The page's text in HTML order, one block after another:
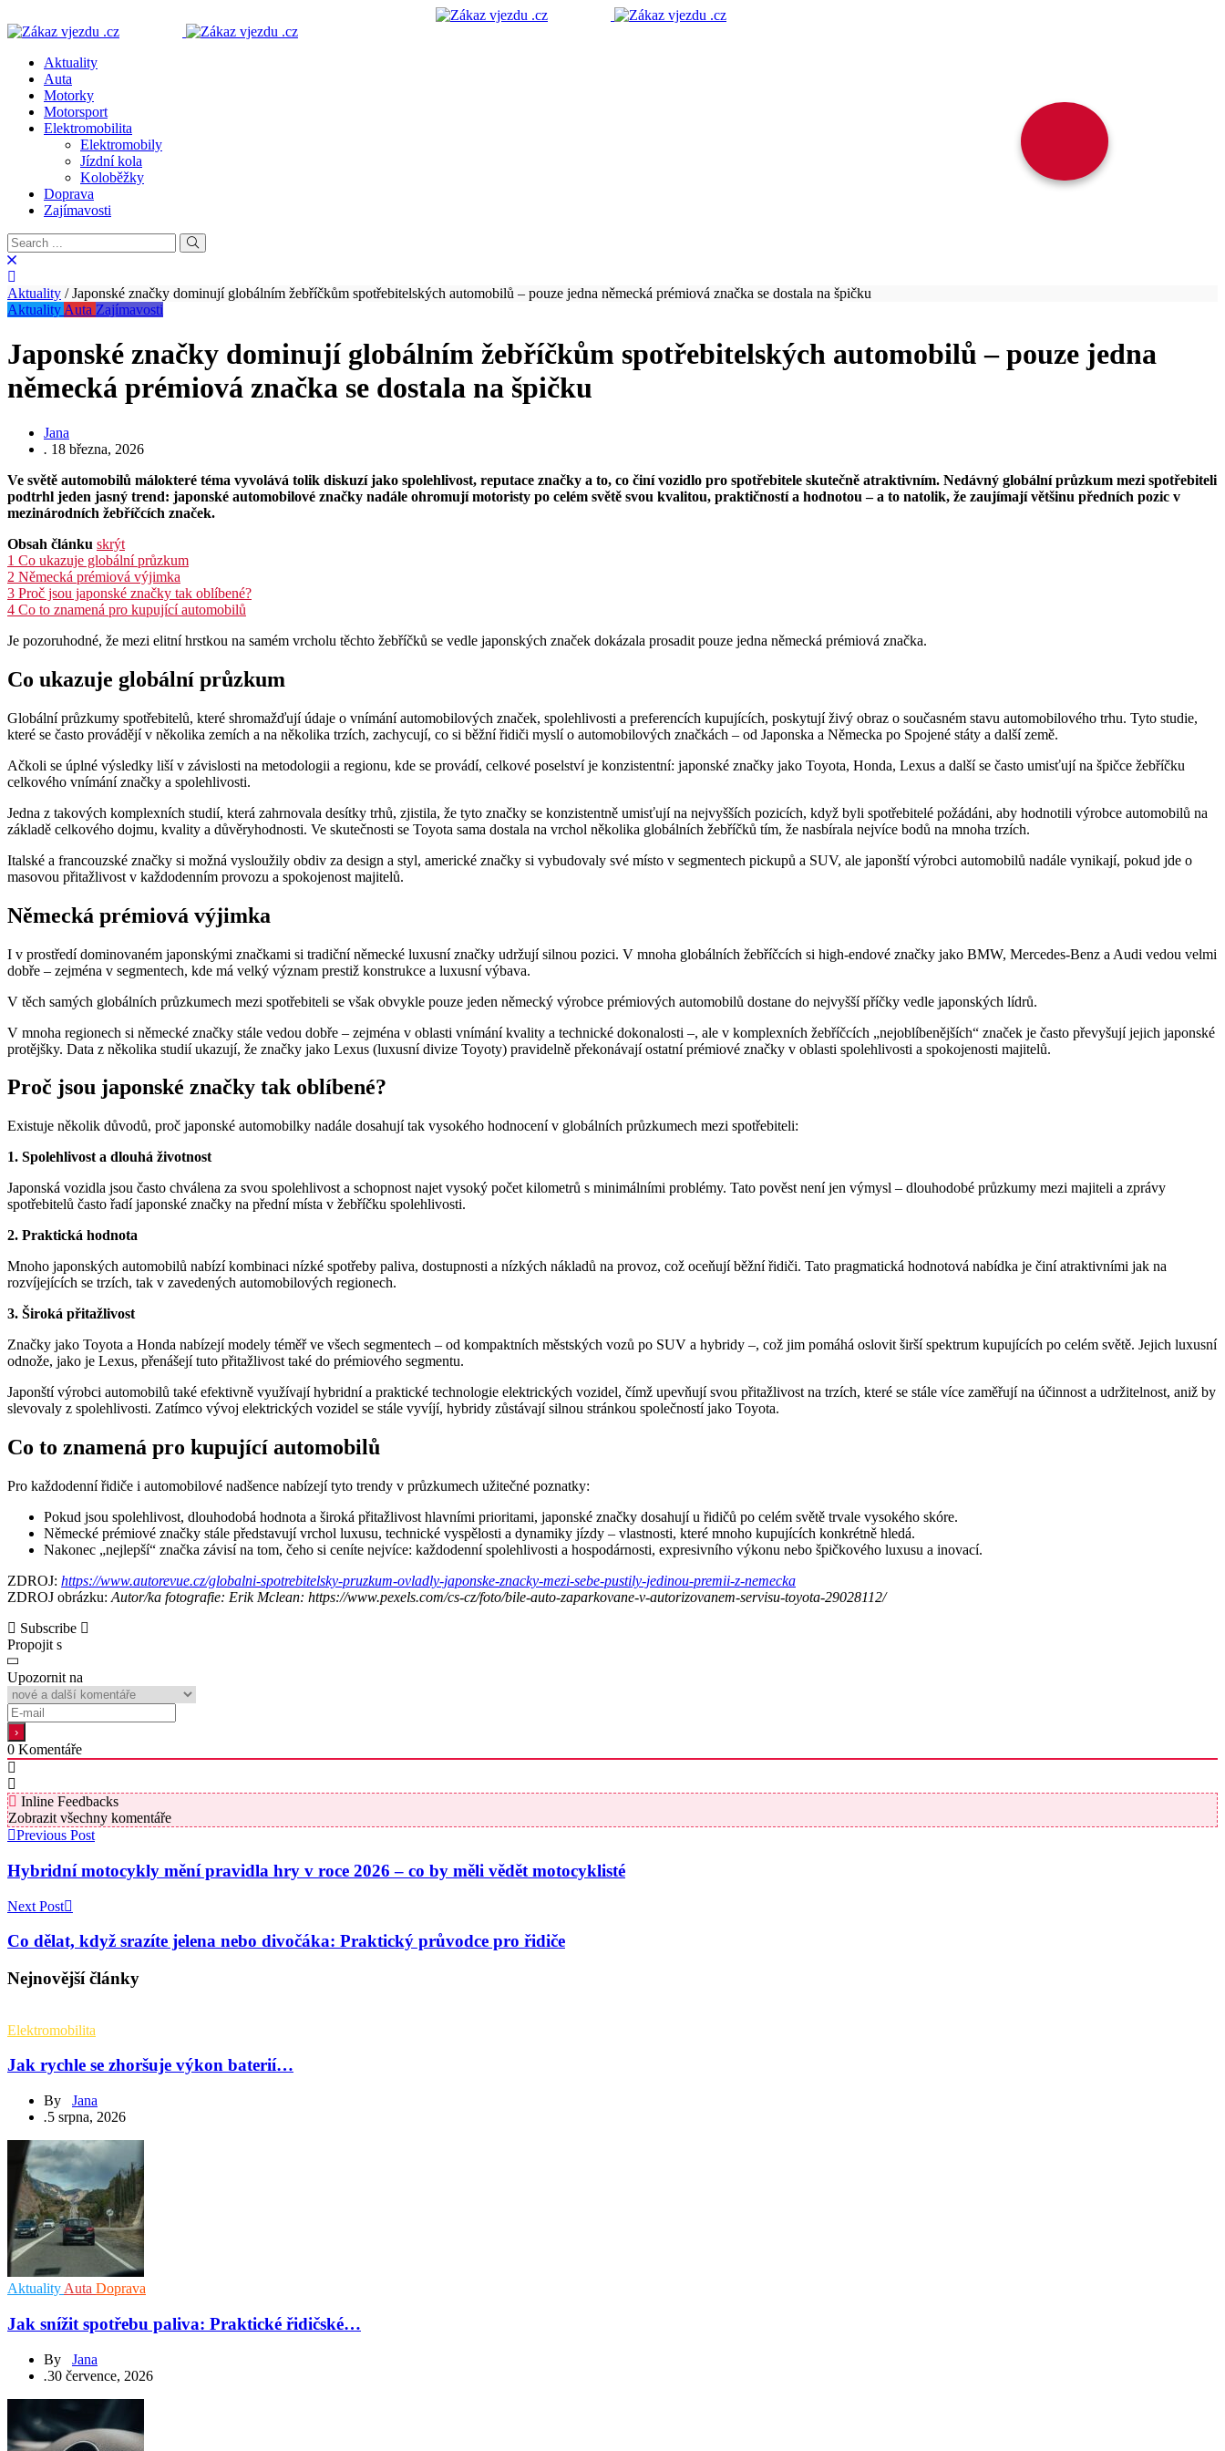
Aktuality
Auta
Motorky
Motorsport
Elektromobilita
Elektromobily
Jízdní kola
Koloběžky
Doprava
Zajímavosti
Aktuality /Japonské značky dominují globálním žebříčkům spotřebitelských automobilů – pouze jedna německá prémiová značka se dostala na špičku
Aktuality Auta Zajímavosti
Japonské značky dominují globálním žebříčkům spotřebitelských automobilů – pouze jedna
německá prémiová značka se dostala na špičku
Jana
. 18 března, 2026
Ve světě automobilů málokteré téma vyvolává tolik diskuzí jako spolehlivost, reputace značky a to, co činí vozidlo pro spotřebitele skutečně atraktivním. Nedávný globální průzkum mezi spotřebiteli
podtrhl jeden jasný trend: japonské automobilové značky nadále ohromují motoristy po celém světě svou kvalitou, praktičností a hodnotou – a to natolik, že zaujímají většinu předních pozic v
mezinárodních žebříčcích značek.
Obsah článku skrýt
1 Co ukazuje globální průzkum
2 Německá prémiová výjimka
3 Proč jsou japonské značky tak oblíbené?
4 Co to znamená pro kupující automobilů
Je pozoruhodné, že mezi elitní hrstkou na samém vrcholu těchto žebříčků se vedle japonských značek dokázala prosadit pouze jedna německá prémiová značka.
Co ukazuje globální průzkum
Globální průzkumy spotřebitelů, které shromažďují údaje o vnímání automobilových značek, spolehlivosti a preferencích kupujících, poskytují živý obraz o současném stavu automobilového trhu. Tyto studie,
které se často provádějí v několika zemích a na několika trzích, zachycují, co si běžní řidiči myslí o automobilových značkách – od Japonska a Německa po Spojené státy a další země.
Ačkoli se úplné výsledky liší v závislosti na metodologii a regionu, kde se provádí, celkové poselství je konzistentní: japonské značky jako Toyota, Honda, Lexus a další se často umisťují na špičce žebříčku
celkového vnímání značky a spolehlivosti.
Jedna z takových komplexních studií, která zahrnovala desítky trhů, zjistila, že tyto značky se konzistentně umisťují na nejvyšších pozicích, když byli spotřebitelé požádáni, aby hodnotili výrobce automobilů na
základě celkového dojmu, kvality a důvěryhodnosti. Ve skutečnosti se Toyota sama dostala na vrchol několika globálních žebříčků tím, že nasbírala nejvíce bodů na mnoha trzích.
Italské a francouzské značky si možná vysloužily obdiv za design a styl, americké značky si vybudovaly své místo v segmentech pickupů a SUV, ale japonští výrobci automobilů nadále vynikají, pokud jde o
masovou přitažlivost v každodenním provozu a spokojenost majitelů.
Německá prémiová výjimka
I v prostředí dominovaném japonskými značkami si tradiční německé luxusní značky udržují silnou pozici. V mnoha globálních žebříčcích si high-endové značky jako BMW, Mercedes-Benz a Audi vedou velmi
dobře – zejména v segmentech, kde má velký význam prestiž konstrukce a luxusní výbava.
V těch samých globálních průzkumech mezi spotřebiteli se však obvykle pouze jeden německý výrobce prémiových automobilů dostane do nejvyšší příčky vedle japonských lídrů.
V mnoha regionech si německé značky stále vedou dobře – zejména v oblasti vnímání kvality a technické dokonalosti –, ale v komplexních žebříčcích „nejoblíbenějších“ značek je často převyšují jejich japonské
protějšky. Data z několika studií ukazují, že značky jako Lexus (luxusní divize Toyoty) pravidelně překonávají ostatní prémiové značky v oblasti spolehlivosti a spokojenosti majitelů.
Proč jsou japonské značky tak oblíbené?
Existuje několik důvodů, proč japonské automobilky nadále dosahují tak vysokého hodnocení v globálních průzkumech mezi spotřebiteli:
1. Spolehlivost a dlouhá životnost
Japonská vozidla jsou často chválena za svou spolehlivost a schopnost najet vysoký počet kilometrů s minimálními problémy. Tato pověst není jen výmysl – dlouhodobé průzkumy mezi majiteli a zprávy
spotřebitelů často řadí japonské značky na přední místa v žebříčku spolehlivosti.
2. Praktická hodnota
Mnoho japonských automobilů nabízí kombinaci nízké spotřeby paliva, dostupnosti a nízkých nákladů na provoz, což oceňují běžní řidiči. Tato pragmatická hodnotová nabídka je činí atraktivními jak na
rozvíjejících se trzích, tak v zavedených automobilových regionech.
3. Široká přitažlivost
Značky jako Toyota a Honda nabízejí modely téměř ve všech segmentech – od kompaktních městských vozů po SUV a hybridy –, což jim pomáhá oslovit širší spektrum kupujících po celém světě. Jejich luxusní
odnože, jako je Lexus, přenášejí tuto přitažlivost také do prémiového segmentu.
Japonští výrobci automobilů také efektivně využívají hybridní a praktické technologie elektrických vozidel, čímž upevňují svou přitažlivost na trzích, které se stále více zaměřují na účinnost a udržitelnost, aniž by
slevovaly z spolehlivosti. Zatímco vývoj elektrických vozidel se stále vyvíjí, hybridy zůstávají silnou stránkou společností jako Toyota.
Co to znamená pro kupující automobilů
Pro každodenní řidiče i automobilové nadšence nabízejí tyto trendy v průzkumech užitečné poznatky:
Pokud jsou spolehlivost, dlouhodobá hodnota a široká přitažlivost hlavními prioritami, japonské značky dosahují u řidičů po celém světě trvale vysokého skóre.
Německé prémiové značky stále představují vrchol luxusu, technické vyspělosti a dynamiky jízdy – vlastnosti, které mnoho kupujících konkrétně hledá.
Nakonec „nejlepší“ značka závisí na tom, čeho si ceníte nejvíce: každodenní spolehlivosti a hospodárnosti, expresivního výkonu nebo špičkového luxusu a inovací.
ZDROJ: https://www.autorevue.cz/globalni-spotrebitelsky-pruzkum-ovladly-japonske-znacky-mezi-sebe-pustily-jedinou-premii-z-nemecka
ZDROJ obrázku: Autor/ka fotografie: Erik Mclean: https://www.pexels.com/cs-cz/foto/bile-auto-zaparkovane-v-autorizovanem-servisu-toyota-29028112/
Subscribe
Propojit s
Upozornit na
0 Komentáře
Inline Feedbacks
Zobrazit všechny komentáře
Previous Post
Hybridní motocykly mění pravidla hry v roce 2026 – co by měli vědět motocyklisté
Next Post
Co dělat, když srazíte jelena nebo divočáka: Praktický průvodce pro řidiče
Nejnovější články
Elektromobilita
Jak rychle se zhoršuje výkon baterií…
By Jana
.5 srpna, 2026
Aktuality Auta Doprava
Jak snížit spotřebu paliva: Praktické řidičské…
By Jana
.30 července, 2026